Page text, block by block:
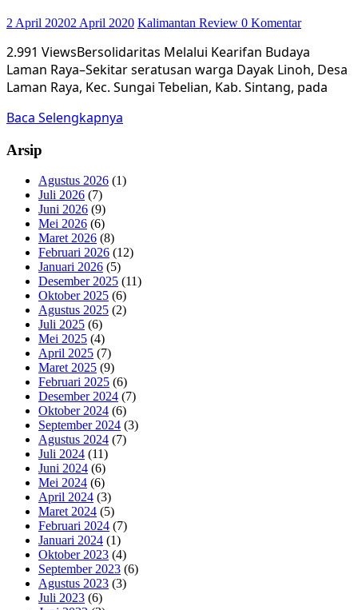
2 April 20202 April 2020 Kalimantan Review 0 Komentar
2.991 ViewsBersolidaritas Melalui Kearifan Budaya
Laman Raya–Sekitar seratusan warga Dayak Linoh, Desa
Laman Raya, Kec. Sungai Tebelian, Kab. Sintang, pada
Baca Selengkapnya
Arsip
Agustus 2026 (1)
Juli 2026 (7)
Juni 2026 (9)
Mei 2026 (6)
Maret 2026 (8)
Februari 2026 (12)
Januari 2026 (5)
Desember 2025 (11)
Oktober 2025 (6)
Agustus 2025 (2)
Juli 2025 (6)
Mei 2025 (4)
April 2025 (7)
Maret 2025 (9)
Februari 2025 (6)
Desember 2024 (7)
Oktober 2024 (6)
September 2024 (3)
Agustus 2024 (7)
Juli 2024 (11)
Juni 2024 (6)
Mei 2024 (6)
April 2024 (3)
Maret 2024 (5)
Februari 2024 (7)
Januari 2024 (1)
Oktober 2023 (4)
September 2023 (6)
Agustus 2023 (3)
Juli 2023 (6)